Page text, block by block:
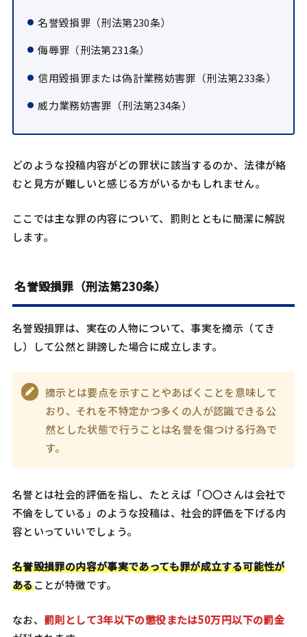
名誉毀損罪（刑法第230条）
侮辱罪（刑法第231条）
信用毀損罪または偽計業務妨害罪（刑法第233条）
威力業務妨害罪（刑法第234条）
どのような投稿内容がどの罪状に該当するのか、法律が絡
むと見方が難しいと感じる方がいるかもしれません。
ここでは主な罪の内容について、罰則とともに簡潔に解説
します。
名誉毀損罪（刑法第230条）
名誉毀損罪は、実在の人物について、事実を摘示（てき
し）して公然と誹謗した場合に成立します。
摘示とは要点を示すことやあばくことを意味して
おり、それを不特定かつ多くの人が認識できる公
然とした状態で行うことは名誉を傷つける行為で
す。
名誉とは社会的評価を指し、たとえば「〇〇さんは会社で
不倫をしている」のような投稿は、社会的評価を下げる内
容といっていいでしょう。
名誉毀損罪の内容が事実であっても罪が成立する可能性が
あることが特徴です。
なお、罰則として3年以下の懲役または50万円以下の罰金